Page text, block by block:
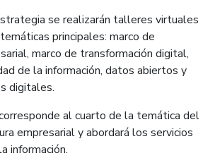
se realizarán talleres virtuales
principales: marco de
marco de transformación digital,
de la información, datos abiertos y
digitales.
al cuarto de la temática del
empresarial y abordará los servicios
información.